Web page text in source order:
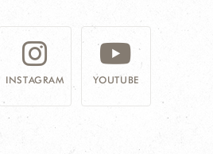
INSTAGRAM YOUTUBE